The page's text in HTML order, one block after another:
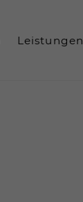
Leistungen